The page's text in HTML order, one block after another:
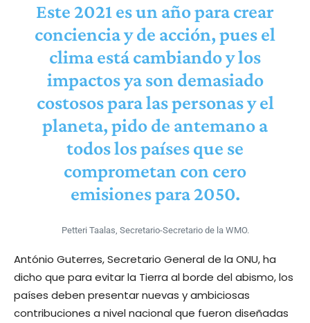
Este 2021 es un año para crear
conciencia y de acción, pues el
clima está cambiando y los
impactos ya son demasiado
costosos para las personas y el
planeta, pido de antemano a
todos los países que se
comprometan con cero
emisiones para 2050.
Petteri Taalas, Secretario-Secretario de la WMO.
António Guterres, Secretario General de la ONU, ha
dicho que para evitar la Tierra al borde del abismo, los
países deben presentar nuevas y ambiciosas
contribuciones a nivel nacional que fueron diseñadas